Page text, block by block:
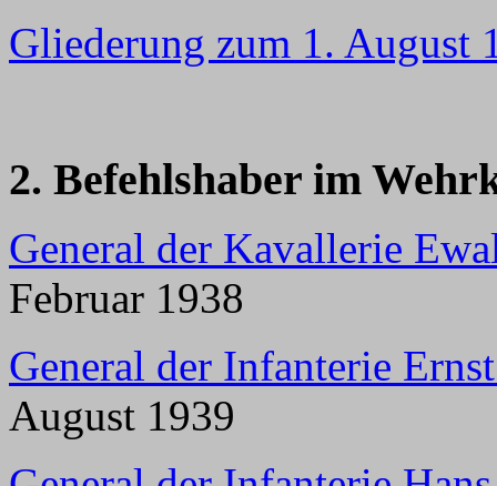
Gliederung zum 1. August
2. Befehlshaber im
General der Kavallerie
Februar 1938
General der Infanterie
August 1939